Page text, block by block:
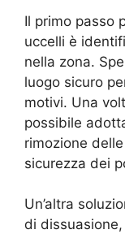
Il primo passo
uccelli è
nella zona.
luogo sicuro
motivi. Una
possibile
rimozione
sicurezza dei
Un’altra
di